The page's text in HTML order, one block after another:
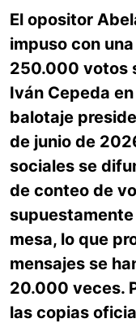
El opositor
impuso con
250.000 votos
Iván Cepeda
balotaje
de junio de
sociales se
de conteo de
mesa, lo que
mensajes se
20.000 veces.
las copias